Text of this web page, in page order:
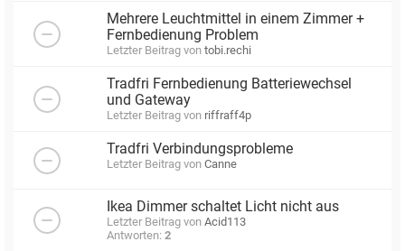
Mehrere Leuchtmittel in einem Zimmer +
Fernbedienung Problem
Letzter Beitrag von tobi.rechi
Tradfri Fernbedienung Batteriewechsel
und Gateway
Letzter Beitrag von riffraff4p
Tradfri Verbindungsprobleme
Letzter Beitrag von Canne
Ikea Dimmer schaltet Licht nicht aus
Letzter Beitrag von Acid113
Antworten: 2